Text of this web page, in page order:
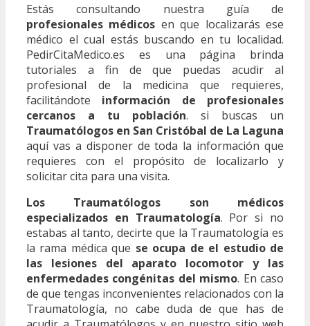
Estás consultando nuestra guía de
profesionales médicos en que localizarás ese
médico el cual estás buscando en tu localidad.
PedirCitaMedico.es es una página brinda
tutoriales a fin de que puedas acudir al
profesional de la medicina que requieres,
facilitándote información de profesionales
cercanos a tu población. si buscas un
Traumatólogos en San Cristóbal de La Laguna
aquí vas a disponer de toda la información que
requieres con el propósito de localizarlo y
solicitar cita para una visita.
Los Traumatólogos son médicos
especializados en Traumatología. Por si no
estabas al tanto, decirte que la Traumatología es
la rama médica que se ocupa de el estudio de
las lesiones del aparato locomotor y las
enfermedades congénitas del mismo. En caso
de que tengas inconvenientes relacionados con la
Traumatología, no cabe duda de que has de